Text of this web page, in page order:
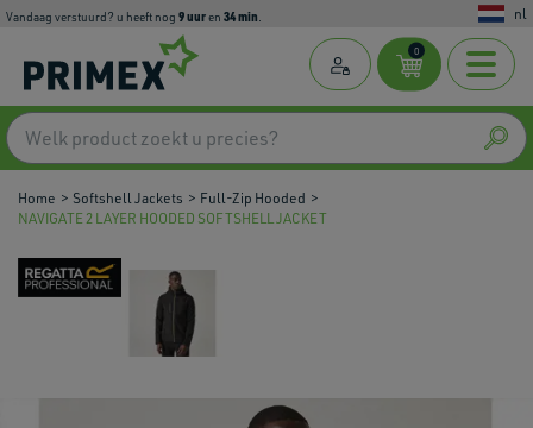
Vandaag verstuurd? u heeft nog 9uuren 34min nl
0
Home Softshell Jackets
Full-Zip Hooded
NAVIGATE 2 LAYER HOODED SOFTSHELL JACKET